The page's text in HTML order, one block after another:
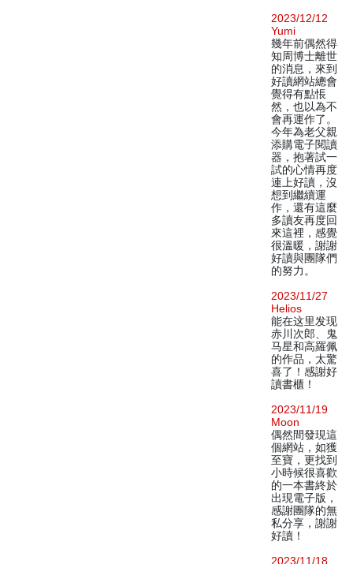
2023/12/12
Yumi
幾年前偶然得
知周博士離世
的消息，來到
好讀網站總會
覺得有點悵
然，也以為不
會再運作了。
今年為老父親
添購電子閱讀
器，抱著試一
試的心情再度
連上好讀，沒
想到繼續運
作，還有這麼
多讀友再度回
來這裡，感覺
很溫暖，謝謝
好讀與團隊們
的努力。
2023/11/27
Helios
能在这里发现
赤川次郎、鬼
马星和高羅佩
的作品，太驚
喜了！感謝好
讀書櫃！
2023/11/19
Moon
偶然間發現這
個網站，如獲
至寶，更找到
小時候很喜歡
的一本書終於
出現電子版，
感謝團隊的無
私分享，謝謝
好讀！
2023/11/18